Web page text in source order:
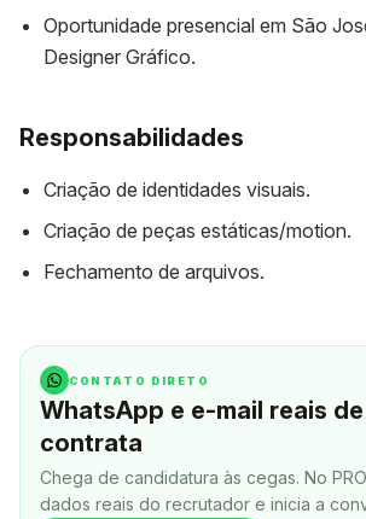
Oportunidade presencial em São
Designer Gráfico.
Responsabilidades
Criação de identidades visuais.
Criação de peças estáticas/motion.
Fechamento de arquivos.
CONTATO DIRETO
WhatsApp e e-mail reais
contrata
Chega de candidatura às cegas. No
dados reais do recrutador e inicia a